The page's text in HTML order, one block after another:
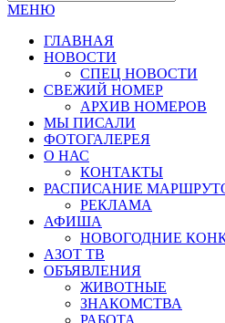
МЕНЮ
ГЛАВНАЯ
НОВОСТИ
СПЕЦ НОВОСТИ
СВЕЖИЙ НОМЕР
АРХИВ НОМЕРОВ
МЫ ПИСАЛИ
ФОТОГАЛЕРЕЯ
О НАС
КОНТАКТЫ
РАСПИСАНИЕ
РЕКЛАМА
АФИША
НОВОГОДНИЕ
АЗОТ ТВ
ОБЪЯВЛЕНИЯ
ЖИВОТНЫЕ
ЗНАКОМСТВА
РАБОТА